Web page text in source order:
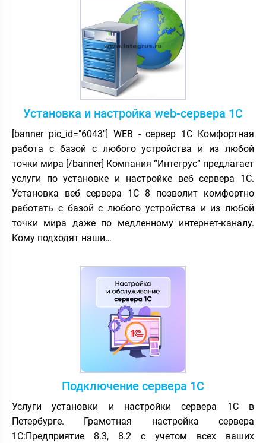
Установка и настройка web-сервера 1С
[banner pic_id="6043"] WEB - сервер 1С Комфортная
работа с базой с любого устройства и из любой
точки мира [/banner] Компания “Интегрус” предлагает
услуги по установке и настройке веб сервера 1С.
Установка веб сервера 1С 8 позволит комфортно
работать с базой с любого устройства и из любой
точки мира даже по медленному интернет-каналу.
Кому подходят наши…
Подключение сервера 1С
Услуги установки и настройки сервера 1С в
Петербурге. Грамотная настройка сервера
1С:Предприятие 8.3, 8.2 с учетом всех ваших